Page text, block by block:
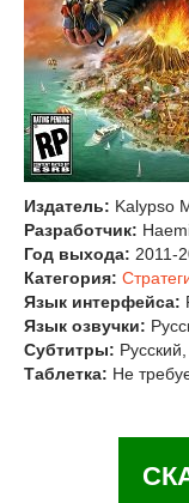
Издатель: Kalypso
Разработчик:
Год выхода: 2011-
Категория:
Язык интерфейса:
Язык озвучки:
Субтитры:
Таблетка: Не